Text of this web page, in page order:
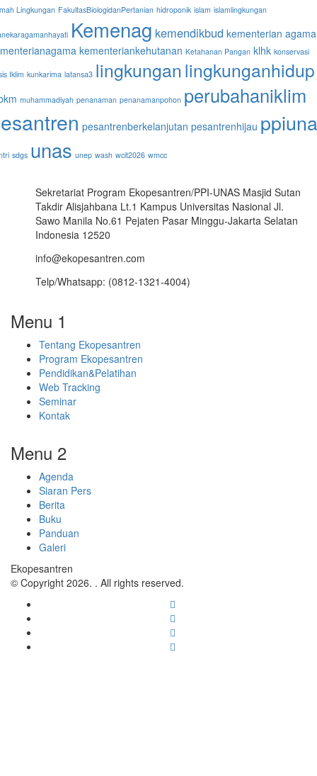
Lingkungan FakultasBiologidanPertanian hidroponik islam islamlingkungan
Kemenag kemendikbud kementerian agama
kementeriankehutanan Ketahanan Pangan klhk konservasi
Iklim kunkarima latansa3 lingkungan lingkunganhidup
muhammadiyah penanaman penanamanpohon perubahaniklim
pesantrenberkelanjutan pesantrenhijau
sdgs unas unep wash wcit2026 wmcc
Sekretariat Program Ekopesantren/PPI-UNAS Masjid Sutan
Takdir Alisjahbana Lt.1 Kampus Universitas Nasional Jl.
Sawo Manila No.61 Pejaten Pasar Minggu-Jakarta Selatan
Indonesia 12520
info@ekopesantren.com
Telp/Whatsapp: (0812-1321-4004)
Menu 1
Tentang Ekopesantren
Program Ekopesantren
Pendidikan&Pelatihan
Web Tracking
Seminar
Kontak
Menu 2
Agenda
Siaran Pers
Berita
Buku
Panduan
Galeri
Ekopesantren
© Copyright 2026. . All rights reserved.